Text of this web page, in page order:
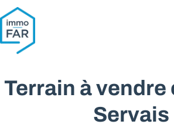
Aller au contenu principal
Terrain à vendre
Servais